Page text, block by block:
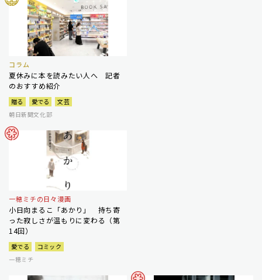
コラム
夏休みに本を読みたい人へ 記者
のおすすめ紹介
贈る 愛でる
文芸
朝日新聞文化部
一穂ミチの日々漫画
小日向まるこ「あかり」 持ち寄
った寂しさが温もりに変わる（第
14回）
愛でる
コミック
一穂ミチ